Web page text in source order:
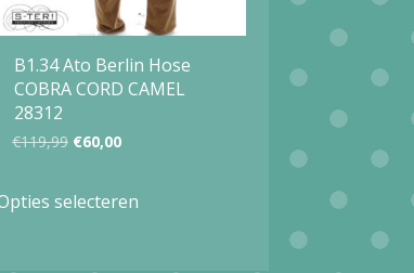
B1.34 Ato Berlin Hose
COBRA CORD CAMEL
28312
€119,99 Oorspronkelijke
was:
€60,00Huidige
is:
selecteren